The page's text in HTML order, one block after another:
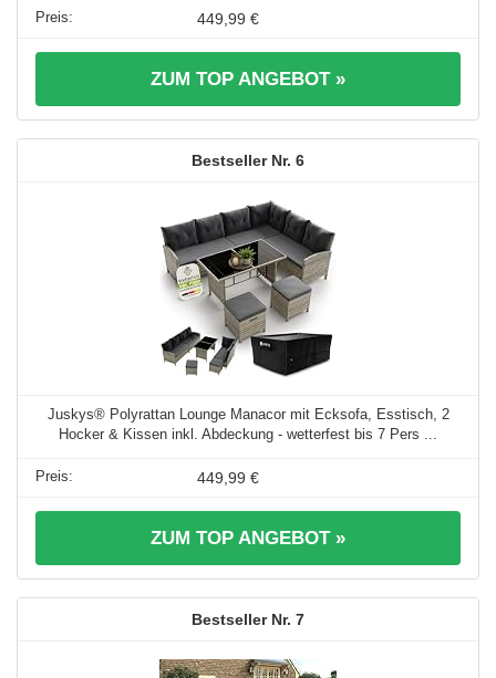
449,99 €
ZUM TOP ANGEBOT »
6
Juskys® Polyrattan Lounge Manacor mit Ecksofa, Esstisch, 2
Hocker & Kissen inkl. Abdeckung - wetterfest bis 7 Pers ...
449,99 €
ZUM TOP ANGEBOT »
7